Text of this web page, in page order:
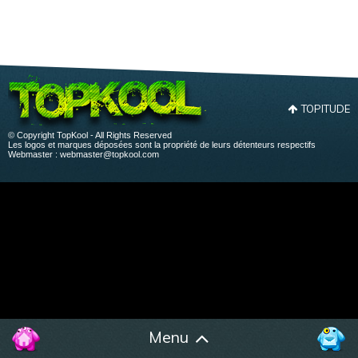
Menu
TOPITUDE
© Copyright TopKool - All Rights Reserved
Les logos et marques déposées sont la propriété de leurs détenteurs respectifs
Webmaster : webmaster@topkool.com